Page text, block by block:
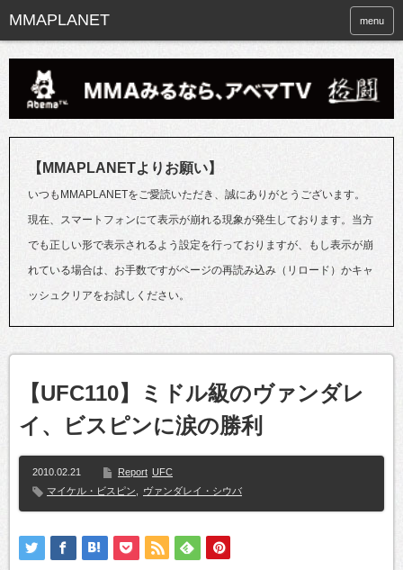
menu
【MMAPLANETよりお願い】
いつもMMAPLANETをご愛読いただき、誠にありがとうございます。
現在、スマートフォンにて表示が崩れる現象が発生しております。当方
でも正しい形で表示されるよう設定を行っておりますが、もし表示が崩
れている場合は、お手数ですがページの再読み込み（リロード）かキャ
ッシュクリアをお試しください。
【UFC110】ミドル級のヴァンダレ
イ、ビスピンに涙の勝利
2010.02.21 Report UFC
マイケル・ビスピン
ヴァンダレイ・シウバ